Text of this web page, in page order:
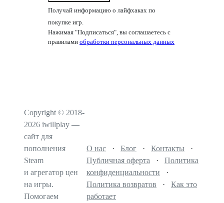
Получай информацию о лайфхаках по
покупке игр.
Нажимая "Подписаться", вы соглашаетесь с
правилами обработки персональных данных
Copyright © 2018-
2026 iwillplay —
сайт для
пополнения
Steam
и агрегатор цен
на игры.
Помогаем
О нас · Блог · Контакты ·
Публичная оферта · Политика
конфиденциальности ·
Политика возвратов · Как это
работает